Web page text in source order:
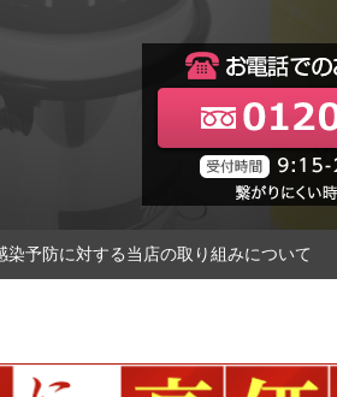
染予防に対する当店の取り組みについて